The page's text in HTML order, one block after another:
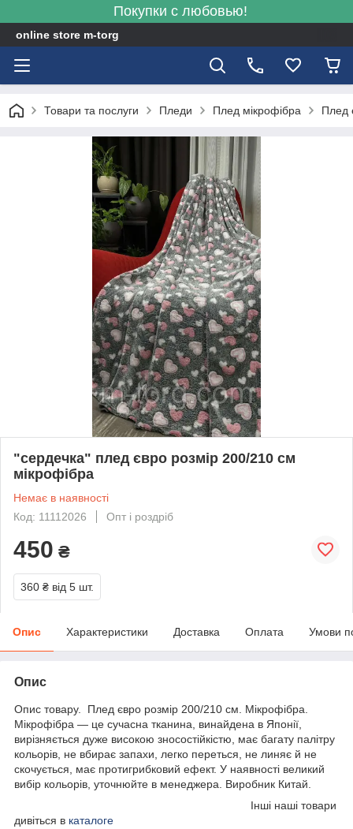
Покупки с любовью!
online store m-torg
Товари та послуги Пледи Плед мікрофібра Плед
"сердечка" плед євро розмір 200/210 см
мікрофібра
Немає в наявності
Код: 11112026
Опт і роздріб
450 ₴
360 ₴ від 5 шт.
Опис Характеристики Доставка Оплата Умови
Опис
Опис товару. Плед євро розмір 200/210 см. Мікрофібра.
Мікрофібра — це сучасна тканина, винайдена в Японії,
вирізняється дуже високою зносостійкістю, має багату палітру
кольорів, не вбирає запахи, легко переться, не линяє й не
скочується, має протигрибковий ефект. У наявності великий
вибір кольорів, уточнюйте в менеджера. Виробник Китай.
Інші наші товари
дивіться в каталоге